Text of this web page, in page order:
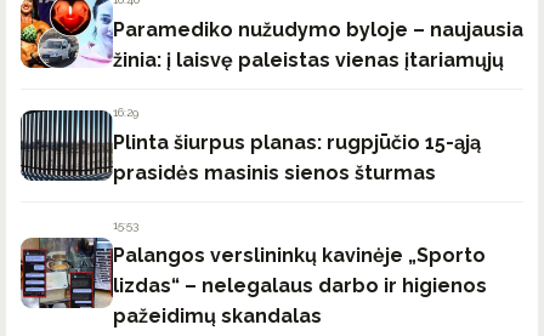
Paramediko nužudymo byloje – naujausia
žinia: į laisvę paleistas vienas įtariamųjų
16:29
Plinta šiurpus planas: rugpjūčio 15-ąją
prasidės masinis sienos šturmas
15:53
Palangos verslininkų kavinėje „Sporto
lizdas“ – nelegalaus darbo ir higienos
pažeidimų skandalas